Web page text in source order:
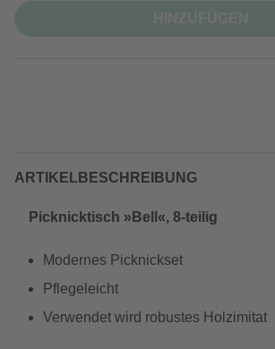
ARTIKELBESCHREIBUNG
Picknicktisch »Bell«, 8-teilig
Modernes Picknickset
Pflegeleicht
Verwendet wird robustes Holzimitat